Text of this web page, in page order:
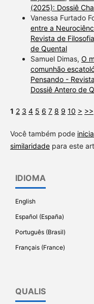
(2025): Dossiê
Vanessa Furtado
entre a
Revista de
de Quental
Samuel Dimas, O
comunhão
Pensando -
Dossiê Antero de
1 2 3 4 5 6 7 8 9 10 > >>
Você também pode
similaridadepara este
IDIOMA
English
Español (España)
Português (Brasil)
Français (France)
QUALIS